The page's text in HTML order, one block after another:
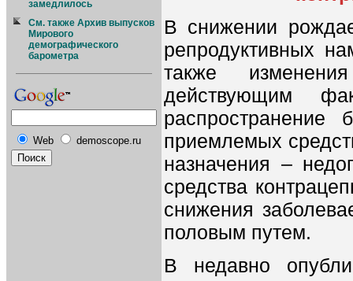
замедлилось
См. также Архив выпусков
Мирового
демографического
барометра
Web demoscope.ru
В снижении
репродуктивных
также
действующим
распространение
приемлемых
назначения –
средства
снижения
половым путем.
В недавно